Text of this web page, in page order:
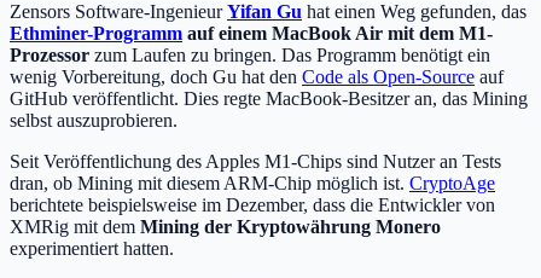
Zensors Software-IngenieurYifan Gu hat einen Weg gefunden, das
Ethminer-Programm auf einem MacBook Air mit dem M1-
Prozessor zum Laufen zu bringen. Das Programm benötigt ein
wenig Vorbereitung, doch Gu hat den Code als Open-Source auf
GitHub veröffentlicht. Dies regte MacBook-Besitzer an, das Mining
selbst auszuprobieren.
Seit Veröffentlichung des Apples M1-Chips sind Nutzer an Tests
dran, ob Mining mit diesem ARM-Chip möglich ist. CryptoAge
berichtete beispielsweise im Dezember, dass die Entwickler von
XMRig mit dem Mining der Kryptowährung Monero
experimentiert hatten.